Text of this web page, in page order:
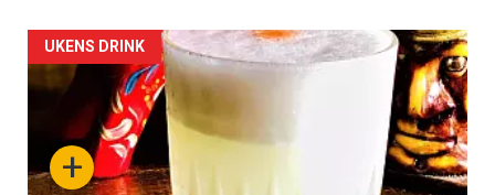
Artikler
detail
+
UKENS DRINK